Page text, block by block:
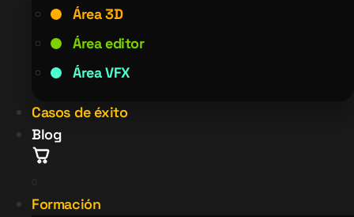
Área 3D
Área editor
Área VFX
Casos de éxito
Blog
Formación